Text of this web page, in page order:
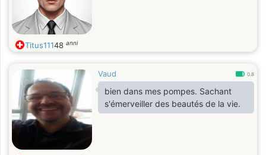
Titus11148 anni
Vaud 0.8
bien dans mes pompes. Sachant
s'émerveiller des beautés de la vie.